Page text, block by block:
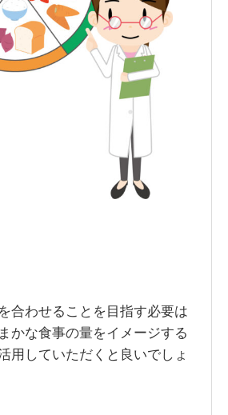
合わせることを目指す必要は
かな食事の量をイメージする
用していただくと良いでしょ